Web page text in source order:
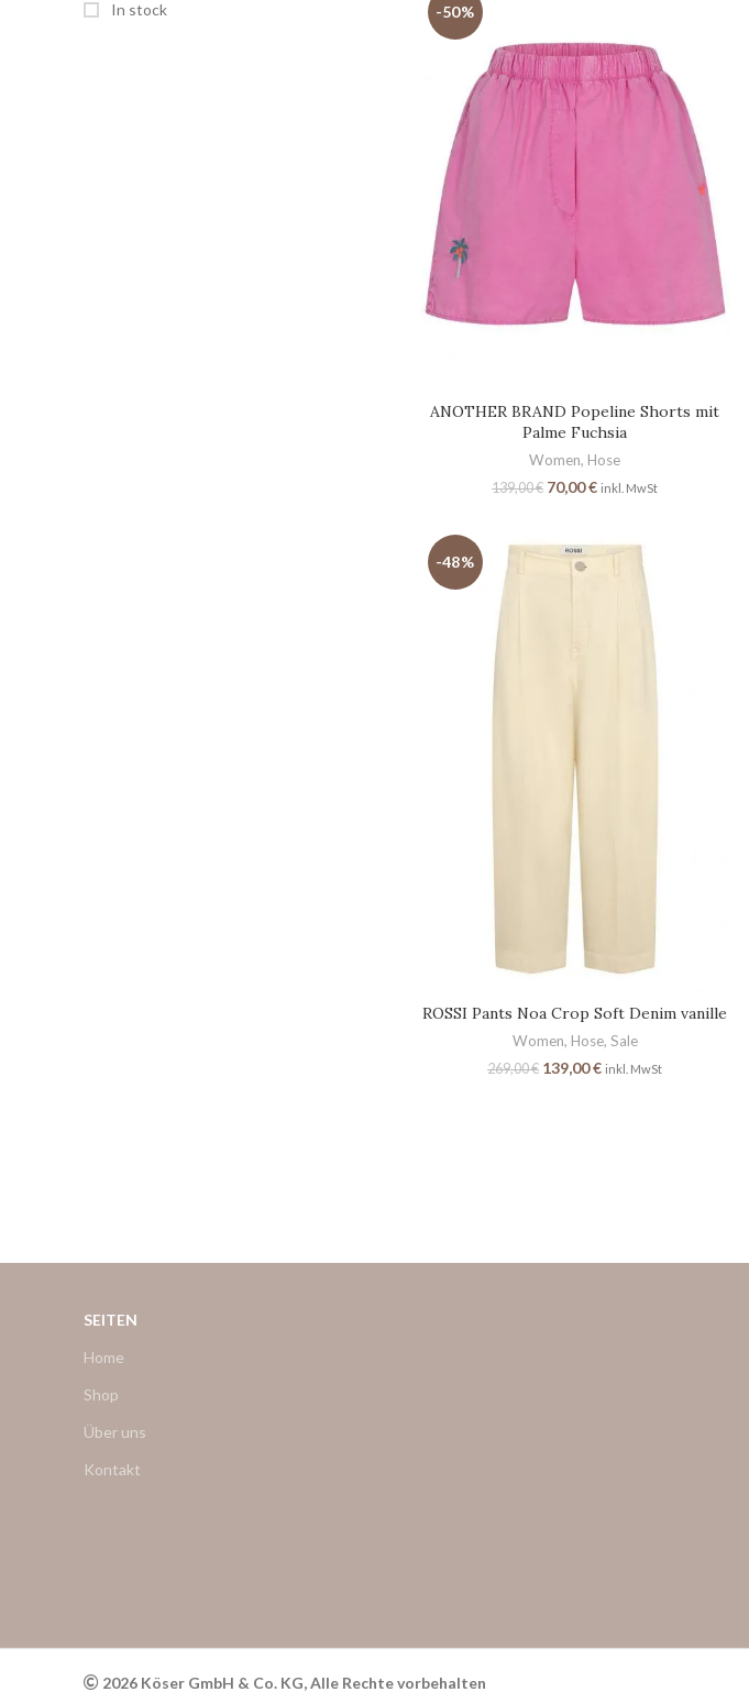
In stock
-50%
ANOTHER BRAND Popeline Shorts mit
Palme Fuchsia
Women, Hose
139,00€ 70,00€ inkl. MwSt
-48%
ROSSI Pants Noa Crop Soft Denim vanille
Women, Hose, Sale
269,00€ 139,00€ inkl. MwSt
SEITEN
Home
Shop
Über uns
Kontakt
2026 Köser GmbH & Co. KG, Alle Rechte vorbehalten